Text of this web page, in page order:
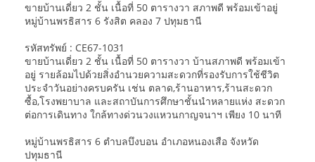
ขายบ้านเดี่ยว 2 ชั้น เนื้อที่ 50 ตารางวา สภาพดี พร้อมเข้าอยู่
หมู่บ้านพรธิสาร 6 รังสิต คลอง 7 ปทุมธานี
รหัสทรัพย์ : CE67-1031
ขายบ้านเดี่ยว 2 ชั้น เนื้อที่ 50 ตารางวา บ้านสภาพดี พร้อมเข้า
อยู่ รายล้อมไปด้วยสิ่งอำนวยความสะดวกที่รองรับการใช้ชีวิต
ประจำวันอย่างครบครัน เช่น ตลาด,ร้านอาหาร,ร้านสะดวก
ซื้อ,โรงพยาบาล และสถาบันการศึกษาชั้นนำหลายแห่ง สะดวก
ต่อการเดินทาง ใกล้ทางด่วนวงแหวนกาญจนาฯ เพียง 10 นาที
หมู่บ้านพรธิสาร 6 ตำบลบึงบอน อำเภอหนองเสือ จังหวัด
ปทุมธานี